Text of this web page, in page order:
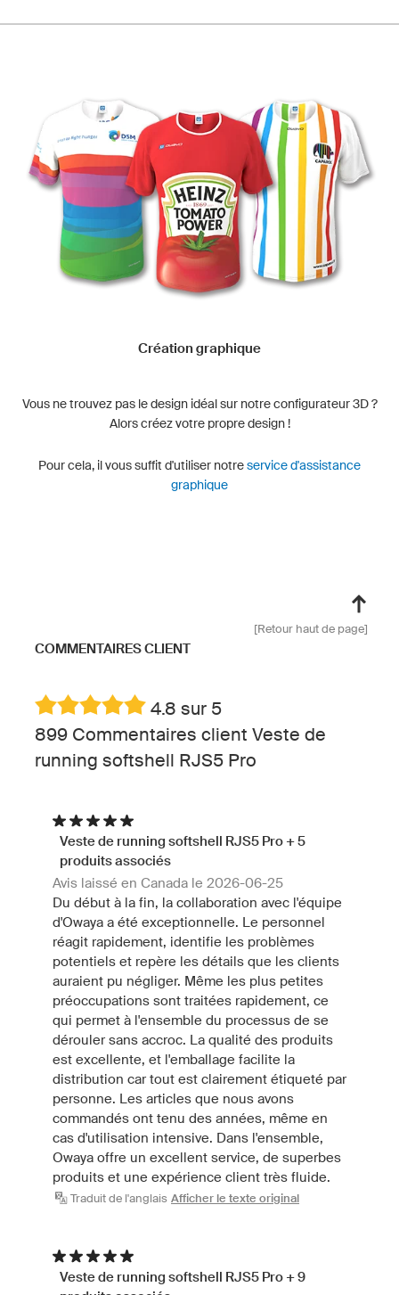
Création graphique
Vous ne trouvez pas le design idéal sur notre configurateur 3D ?
Alors créez votre propre design !
Pour cela, il vous suffit d'utiliser notreservice d'assistance
graphique
[Retour haut de page]
COMMENTAIRES CLIENT
4.8 sur 5
899 Commentaires client Veste de
running softshell RJS5 Pro
Veste de running softshell RJS5 Pro + 5
produits associés
Avis laissé en Canada le 2026-06-25
Du début à la fin, la collaboration avec l'équipe
d'Owaya a été exceptionnelle. Le personnel
réagit rapidement, identifie les problèmes
potentiels et repère les détails que les clients
auraient pu négliger. Même les plus petites
préoccupations sont traitées rapidement, ce
qui permet à l'ensemble du processus de se
dérouler sans accroc. La qualité des produits
est excellente, et l'emballage facilite la
distribution car tout est clairement étiqueté par
personne. Les articles que nous avons
commandés ont tenu des années, même en
cas d'utilisation intensive. Dans l'ensemble,
Owaya offre un excellent service, de superbes
produits et une expérience client très fluide.
Traduit de l'anglais Afficher le texte original
Veste de running softshell RJS5 Pro + 9